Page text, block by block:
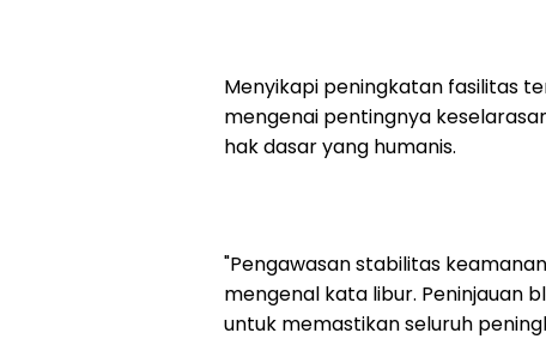
Menyikapi peningkatan fasilitas
mengenai pentingnya
hak dasar yang humanis.
"Pengawasan stabilitas
mengenal kata libur. Peninjauan
untuk memastikan seluruh